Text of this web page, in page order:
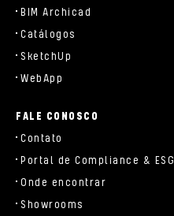
BIM Archicad
Catálogos
SketchUp
WebApp
FALE CONOSCO
Contato
Portal de Compliance & ESG
Onde encontrar
Showrooms